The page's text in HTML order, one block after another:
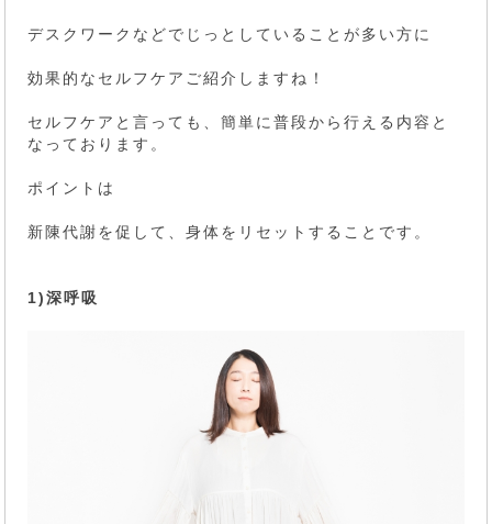
デスクワークなどでじっとしていることが多い方に
効果的なセルフケアご紹介しますね！
セルフケアと言っても、簡単に普段から行える内容と
なっております。
ポイントは
新陳代謝を促して、身体をリセットすることです。
1)深呼吸